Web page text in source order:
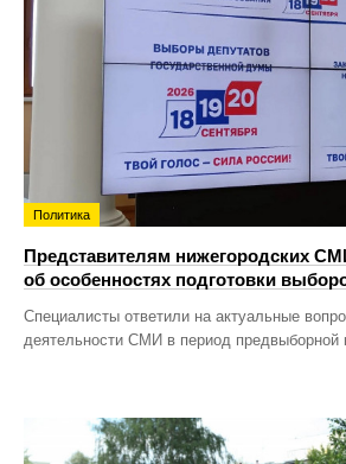
Политика
Представителям нижегородских
об особенностях подготовки
Специалисты ответили на актуальные
деятельности СМИ в период предвыборной